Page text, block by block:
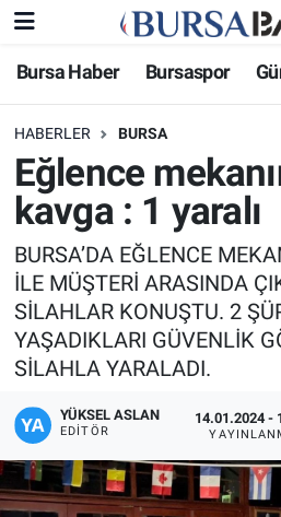
Bursa Haber Bursaspor
HABERLER BURSA
Eğlence
kavga : 1 yaralı
BURSA’DA EĞLENCE
İLE MÜŞTERİ ARASINDA
SİLAHLAR KONUŞTU. 2
YAŞADIKLARI GÜVENLİK
SİLAHLA YARALADI.
YÜKSEL ASLAN
EDITÖR
14.01.2024 -
Bursa Haber
Genel
Bilim, Teknoloji
KÜLTÜR-SANAT
Yerel
Bursaspor
Gündem
Bursa Nöbetçi Eczaneler
Bursa Hava Durumu
Bursa Namaz Vakitleri
Bursa Trafik Yoğunluk
Süper Lig Puan Durumu
Tüm Manşetler
Son Dakika Haberleri
Haber Arşivi